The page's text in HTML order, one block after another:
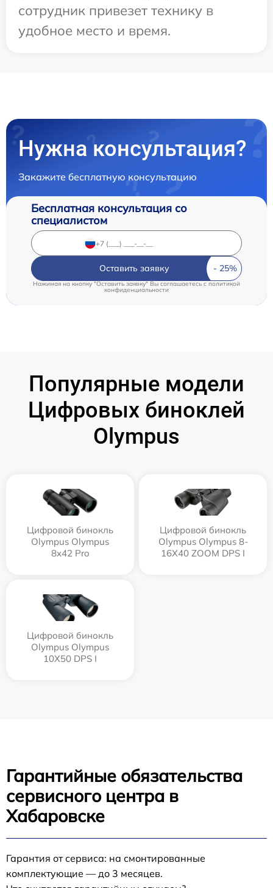
сотрудник привезет технику в
удобное место и время.
Нужна консультация?
Закажите бесплатную консультацию
Бесплатная консультация со
специалистом
Оставить заявку
Нажимая на кнопку "Оставить заявку" Вы соглашаетесь c политикой
конфиденциальности
Популярные модели
Цифровых биноклей
Olympus
Цифровой бинокль
Olympus Olympus
8x42 Pro
Цифровой бинокль
Olympus Olympus 8-
16X40 ZOOM DPS I
Цифровой бинокль
Olympus Olympus
10X50 DPS I
Гарантийные обязательства
сервисного центра в
Хабаровске
Гарантия от сервиса: на смонтированные
комплектующие — до 3 месяцев.